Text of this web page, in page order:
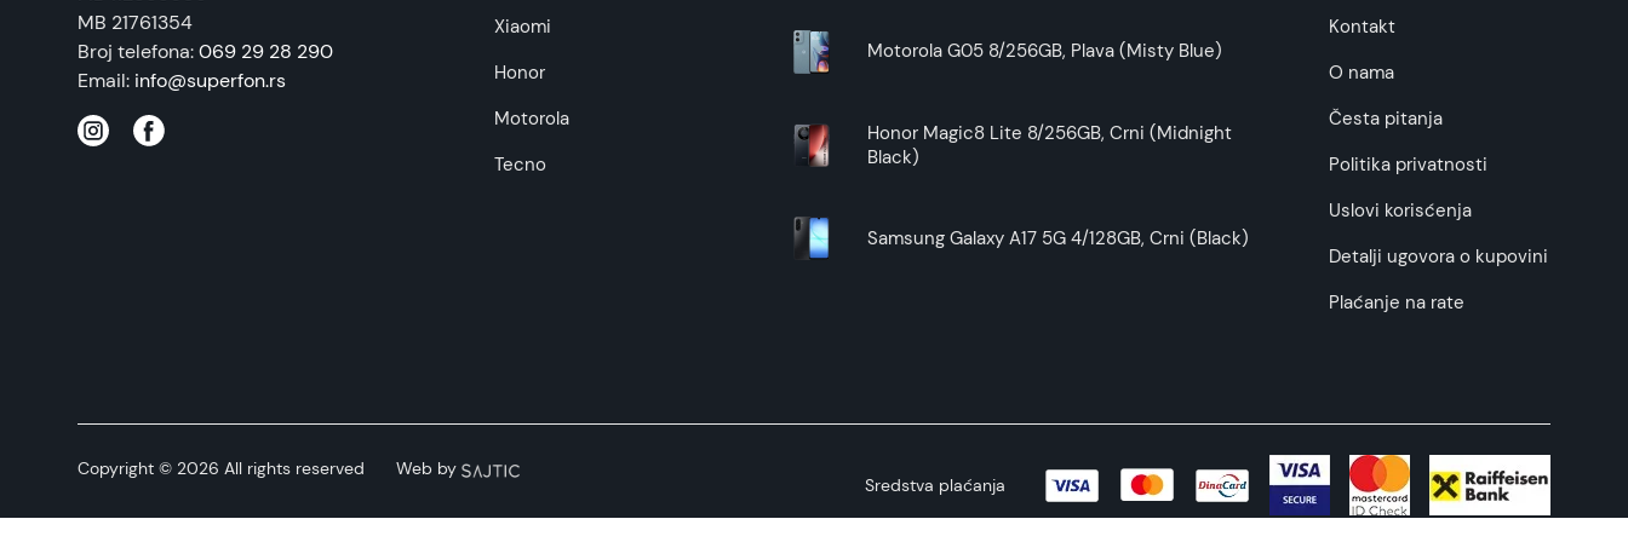
MB 21761354
Broj telefona:069 29 28 290
Email: info@superfon.rs
Xiaomi
Honor
Motorola
Tecno
Motorola G05 8/256GB, Plava (Misty Blue)
Honor Magic8 Lite 8/256GB, Crni (Midnight
Black)
Samsung Galaxy A17 5G 4/128GB, Crni (Black)
Kontakt
O nama
Česta pitanja
Politika privatnosti
Uslovi korisćenja
Detalji ugovora o kupovini
Plaćanje na rate
Copyright © 2026 All rights reserved Web by
Sredstva plaćanja